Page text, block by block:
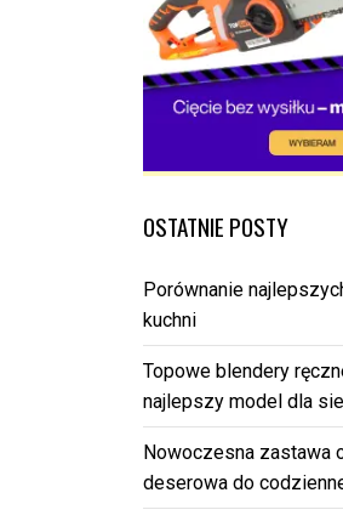
OSTATNIE POSTY
Porównanie
kuchni
Topowe blendery
najlepszy model dla
Nowoczesna zastawa
deserowa do